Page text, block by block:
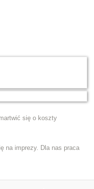
się o koszty
na imprezy. Dla nas praca